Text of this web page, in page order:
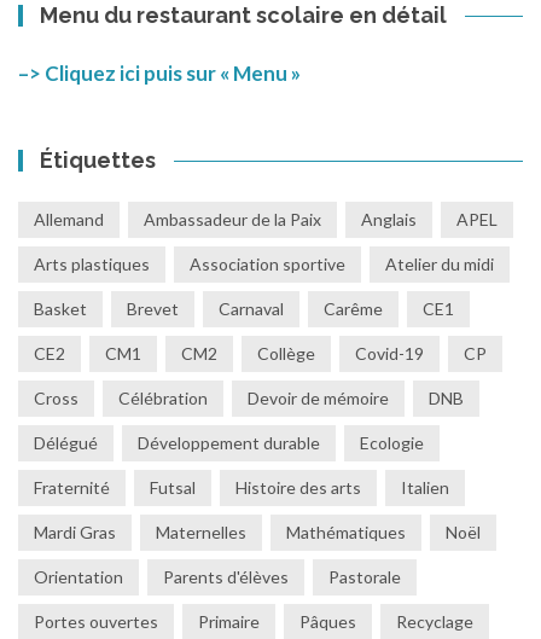
Menu du restaurant scolaire en détail
–> Cliquez ici puis sur « Menu »
Étiquettes
Allemand Ambassadeur de la Paix Anglais APEL
Arts plastiques Association sportive Atelier du midi
Basket Brevet Carnaval Carême CE1
CE2 CM1 CM2 Collège Covid-19 CP
Cross Célébration Devoir de mémoire DNB
Délégué Développement durable Ecologie
Fraternité Futsal Histoire des arts Italien
Mardi Gras Maternelles Mathématiques Noël
Orientation Parents d'élèves Pastorale
Portes ouvertes Primaire Pâques Recyclage